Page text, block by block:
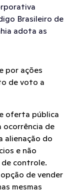
Brasileiro de
adota as
por ações
de voto a
oferta pública
ocorrência de
alienação do
e não
controle.
de vender
mesmas